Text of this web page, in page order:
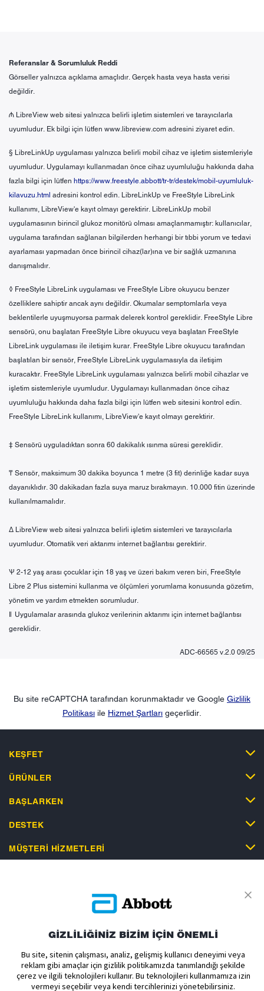
Referanslar & Sorumluluk Reddi
Görseller yalnızca açıklama amaçlıdır. Gerçek hasta veya hasta verisi
değildir.
₼ LibreView web sitesi yalnızca belirli işletim sistemleri ve tarayıcılarla
uyumludur. Ek bilgi için lütfen www.libreview.com adresini ziyaret edin.
§ LibreLinkUp uygulaması yalnızca belirli mobil cihaz ve işletim sistemleriyle
uyumludur. Uygulamayı kullanmadan önce cihaz uyumluluğu hakkında daha
fazla bilgi için lütfen https://www.freestyle.abbott/tr-tr/destek/mobil-uyumluluk-
kilavuzu.html adresini kontrol edin. LibreLinkUp ve FreeStyle LibreLink
kullanımı, LibreView'e kayıt olmayı gerektirir. LibreLinkUp mobil
uygulamasının birincil glukoz monitörü olması amaçlanmamıştır: kullanıcılar,
uygulama tarafından sağlanan bilgilerden herhangi bir tıbbi yorum ve tedavi
ayarlaması yapmadan önce birincil cihaz(lar)ına ve bir sağlık uzmanına
danışmalıdır.
◊ FreeStyle LibreLink uygulaması ve FreeStyle Libre okuyucu benzer
özelliklere sahiptir ancak aynı değildir. Okumalar semptomlarla veya
beklentilerle uyuşmuyorsa parmak delerek kontrol gereklidir. FreeStyle Libre
sensörü, onu başlatan FreeStyle Libre okuyucu veya başlatan FreeStyle
LibreLink uygulaması ile iletişim kurar. FreeStyle Libre okuyucu tarafından
başlatılan bir sensör, FreeStyle LibreLink uygulamasıyla da iletişim
kuracaktır. FreeStyle LibreLink uygulaması yalnızca belirli mobil cihazlar ve
işletim sistemleriyle uyumludur. Uygulamayı kullanmadan önce cihaz
uyumluluğu hakkında daha fazla bilgi için lütfen web sitesini kontrol edin.
FreeStyle LibreLink kullanımı, LibreView'e kayıt olmayı gerektirir.
‡ Sensörü uyguladıktan sonra 60 dakikalık ısınma süresi gereklidir.
₸ Sensör, maksimum 30 dakika boyunca 1 metre (3 fit) derinliğe kadar suya
dayanıklıdır. 30 dakikadan fazla suya maruz bırakmayın. 10.000 fitin üzerinde
kullanılmamalıdır.
Δ LibreView web sitesi yalnızca belirli işletim sistemleri ve tarayıcılarla
uyumludur. Otomatik veri aktarımı internet bağlantısı gerektirir.
Ѱ 2-12 yaş arası çocuklar için 18 yaş ve üzeri bakım veren biri, FreeStyle
Libre 2 Plus sistemini kullanma ve ölçümleri yorumlama konusunda gözetim,
yönetim ve yardım etmekten sorumludur.
ǁ Uygulamalar arasında glukoz verilerinin aktarımı için internet bağlantısı
gereklidir.
ADC-66565 v.2.0 09/25
Bu site reCAPTCHA tarafından korunmaktadır ve Google Gizlilik
Politikası ile Hizmet Şartları geçerlidir.
KEŞFET
ÜRÜNLER
BAŞLARKEN
DESTEK
MÜŞTERI HIZMETLERI
Açık Rıza Metni Yurtdışı
Çerez Tercihleri
Sensör muhafazası, FreeStyle, Libre ve ilgili marka markaları Abbott'un
GİZLİLİĞİNİZ BİZİM İÇİN ÖNEMLİ
Bu site, sitenin çalışması, analiz, gelişmiş kullanıcı deneyimi veya
reklam gibi amaçlar için gizlilik politikamızda tanımlandığı şekilde
çerez ve ilgili teknolojileri kullanır. Bu teknolojileri kullanmamıza izin
vermeyi seçebilir veya kendi tercihlerinizi yönetebilirsiniz.